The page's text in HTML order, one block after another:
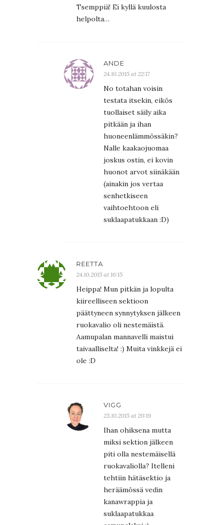
Tsemppiä! Ei kyllä kuulosta
helpolta…
ANDE
24.10.2015 at 22:17
No totahan voisin
testata itsekin, eikös
tuollaiset säily aika
pitkään ja ihan
huoneenlämmössäkin?
Nalle kaakaojuomaa
joskus ostin, ei kovin
huonot arvot siinäkään
(ainakin jos vertaa
senhetkiseen
vaihtoehtoon eli
suklaapatukkaan :D)
REETTA
24.10.2015 at 16:15
Heippa! Mun pitkän ja lopulta
kiireelliseen sektioon
päättyneen synnytyksen jälkeen
ruokavalio oli nestemäistä.
Aamupalan mannavelli maistui
taivaalliselta! :) Muita vinkkejä ei
ole :D
VIGG
25.10.2015 at 20:19
Ihan ohiksena mutta
miksi sektion jälkeen
piti olla nestemäisellä
ruokavaliolla? Itelleni
tehtiin hätäsektio ja
heräämössä vedin
kanawrappia ja
suklaapatukkaa